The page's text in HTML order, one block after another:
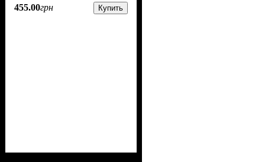
455.00грн Купить